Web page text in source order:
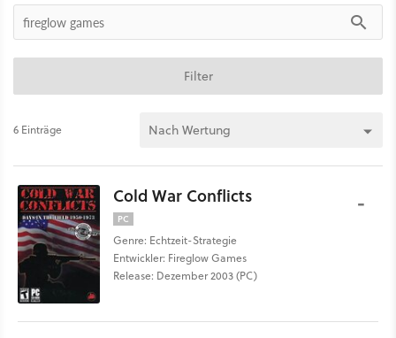
Filter
6 Einträge
Cold War Conflicts
PC
Genre: Echtzeit-Strategie
Entwickler: Fireglow Games
Release: Dezember 2003 (PC)
-